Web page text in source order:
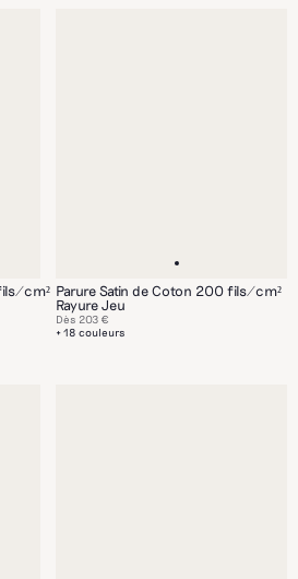
cm² Parure Satin de Coton 200 fils/cm²
Rayure Jeu
+ 18 couleurs
Dès 203 €